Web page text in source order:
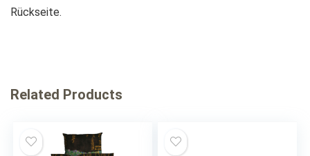
Rückseite.
Related Products